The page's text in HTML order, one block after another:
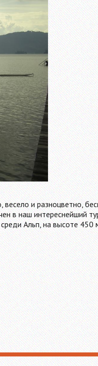
весело и разноцветно,
в наш интереснейший
Альп, на высоте 450